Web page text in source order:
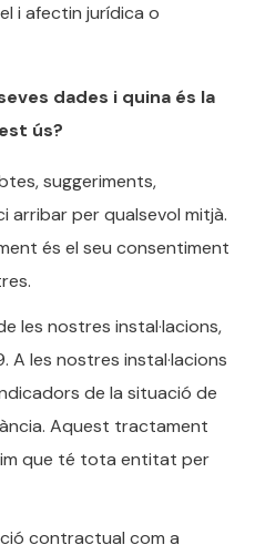
i afectin jurídica o
dades i quina és la
ús?
suggeriments,
arribar per qualsevol mitjà.
és el seu consentiment
les nostres instal·lacions,
A les nostres instal·lacions
de la situació de
Aquest tractament
que té tota entitat per
contractual com a